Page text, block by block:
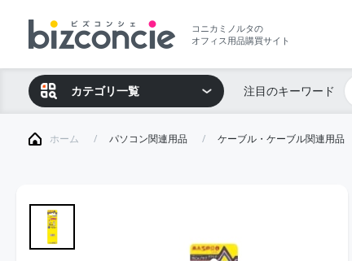
コニカミノルタの
オフィス用品購買サイト
カテゴリ一覧 注目のキーワード
ホーム パソコン関連用品 ケーブル・ケーブル関連用品